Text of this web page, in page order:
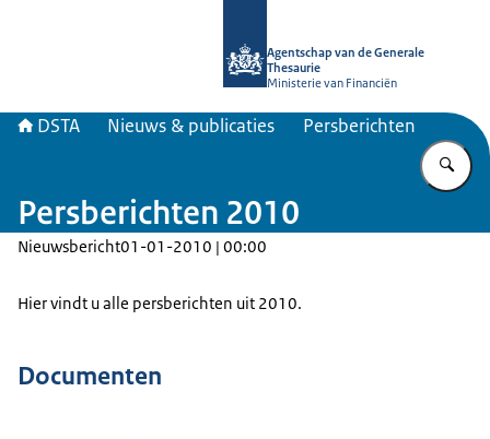
Agentschap van de Generale
Thesaurie
Ministerie van Financiën
DSTA Nieuws & publicaties Persberichten
Persberichten 2010
Nieuwsbericht01-01-2010 | 00:00
Hier vindt u alle persberichten uit 2010.
Documenten